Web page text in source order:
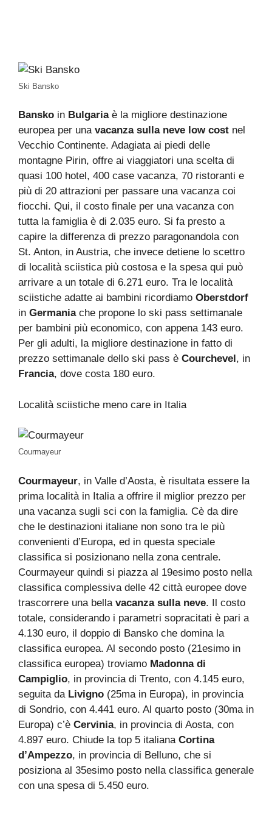
Ski Bansko
Bansko in Bulgariaè la migliore destinazione
europea per una vacanza sulla neve low cost nel
Vecchio Continente. Adagiata ai piedi delle
montagne Pirin, offre ai viaggiatori una scelta di
quasi 100 hotel, 400 case vacanza, 70 ristoranti e
più di 20 attrazioni per passare una vacanza coi
fiocchi. Qui, il costo finale per una vacanza con
tutta la famiglia è di 2.035 euro. Si fa presto a
capire la differenza di prezzo paragonandola con
St. Anton, in Austria, che invece detiene lo scettro
di località sciistica più costosa e la spesa qui può
arrivare a un totale di 6.271 euro. Tra le località
sciistiche adatte ai bambini ricordiamo Oberstdorf
in Germaniache propone lo ski pass settimanale
per bambini più economico, con appena 143 euro.
Per gli adulti, la migliore destinazione in fatto di
prezzo settimanale dello ski pass è Courchevel, in
Francia, dove costa 180 euro.
Località sciistiche meno care in Italia
Courmayeur
Courmayeur, in Valle d’Aosta, è risultata essere la
prima località in Italia a offrire il miglior prezzo per
una vacanza sugli sci con la famiglia. Cè da dire
che le destinazioni italiane non sono tra le più
convenienti d’Europa, ed in questa speciale
classifica si posizionano nella zona centrale.
Courmayeur quindi si piazza al 19esimo posto nella
classifica complessiva delle 42 città europee dove
trascorrere una bella vacanza sulla neve. Il costo
totale, considerando i parametri sopracitati è pari a
4.130 euro, il doppio di Bansko che domina la
classifica europea. Al secondo posto (21esimo in
classifica europea) troviamo Madonna di
Campiglio, in provincia di Trento, con 4.145 euro,
seguita da Livigno (25ma in Europa), in provincia
di Sondrio, con 4.441 euro. Al quarto posto (30ma in
Europa) c’è Cervinia, in provincia di Aosta, con
4.897 euro. Chiude la top 5 italiana Cortina
d’Ampezzo, in provincia di Belluno, che si
posiziona al 35esimo posto nella classifica generale
con una spesa di 5.450 euro.